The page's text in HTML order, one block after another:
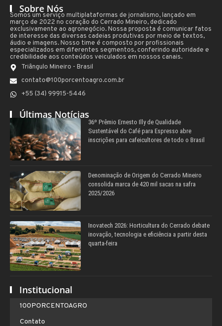
Sobre Nós
Somos um serviço multiplataformas de jornalismo, lançado em
março de 2022 no coração do Cerrado Mineiro, dedicado
exclusivamente ao agronegócio. Nossa proposta é comunicar fatos
de interesse das diversas cadeias produtivas por meio de textos,
áudio e imagens. Nosso time é composto por profissionais
especializados em diferentes segmentos, conferindo autoridade e
credibilidade aos conteúdos veiculados em nossos canais.
Triângulo Mineiro - Brasil
contato@100porcentoagro.com.br
+55 (34) 99915-5446
Últimas Notícias
36º Prêmio Ernesto Illy de Qualidade
Sustentável do Café para Espresso abre
inscrições para cafeicultores de todo o Brasil
Denominação de Origem do Cerrado Mineiro
consolida marca de 420 mil sacas na safra
2025/2026
Inovatech 2026: Horticultura do Cerrado debate
inovação, tecnologia e eficiência a partir desta
quarta-feira
Institucional
100PORCENTOAGRO
Contato